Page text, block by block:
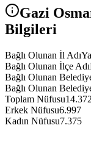
Gazi
Bilgileri
Bağlı Olunan İl Adı
Bağlı Olunan İlçe Adı
Bağlı Olunan
Bağlı Olunan
Toplam Nüfusu14.372
Erkek Nüfusu6.997
Kadın Nüfusu7.375